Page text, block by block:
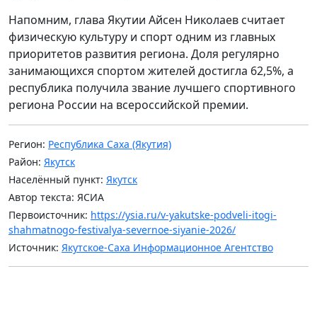
Напомним, глава Якутии Айсен Николаев считает
физическую культуру и спорт одним из главных
приоритетов развития региона. Доля регулярно
занимающихся спортом жителей достигла 62,5%, а
республика получила звание лучшего спортивного
региона России на всероссийской премии.
Регион: Республика Саха (Якутия)
Район: Якутск
Населённый пункт: Якутск
Автор текста: ЯСИА
Первоисточник: https://ysia.ru/v-yakutske-podveli-itogi-
shahmatnogo-festivalya-severnoe-siyanie-2026/
Источник: Якутское-Саха Информационное Агентство